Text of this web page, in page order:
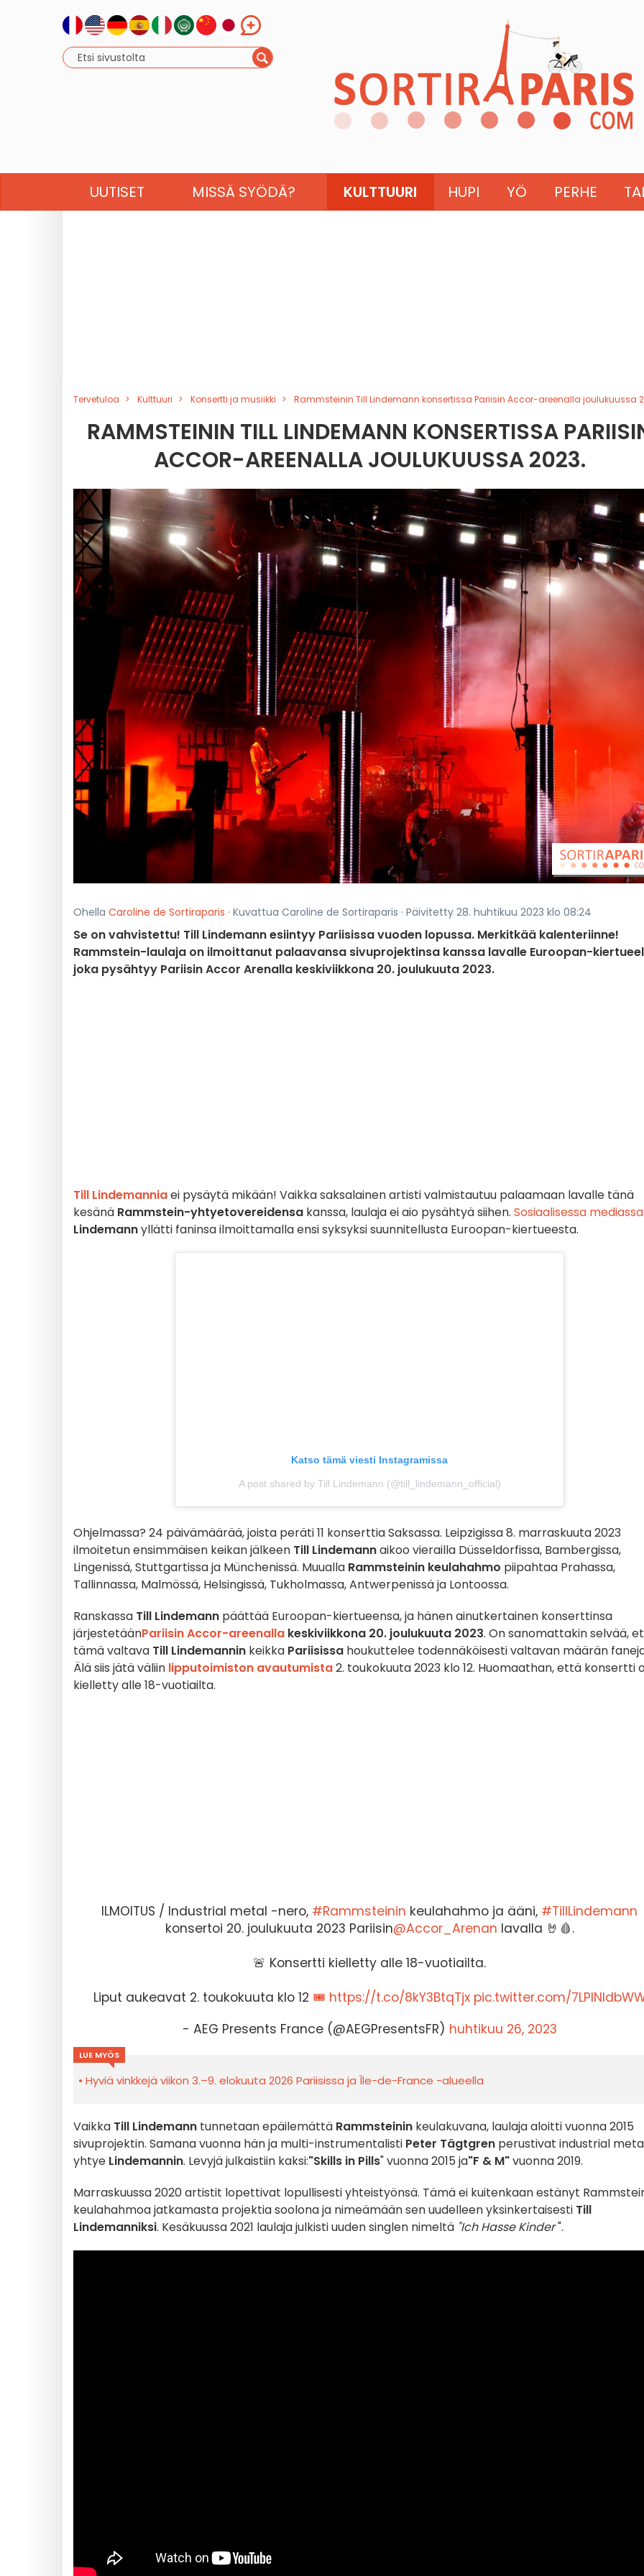
UUTISET MISSÄ SYÖDÄ? KULTTUURI HUPI YÖ PERHE
Tervetuloa Kulttuuri Konsertti ja musiikki Rammsteinin Till Lindemann konsertissa Pariisin Accor-areenalla joulukuussa
RAMMSTEININ TILL LINDEMANN KONSERTISSA
ACCOR-AREENALLA JOULUKUUSSA 2023.
Ohella Caroline de Sortiraparis · Kuvattua Caroline de Sortiraparis · Päivitetty 28. huhtikuu 2023 klo 08:24
Se on vahvistettu! Till Lindemann esiintyy Pariisissa vuoden lopussa. Merkitkää kalenteriinne!
Rammstein-laulaja on ilmoittanut palaavansa sivuprojektinsa kanssa lavalle Euroopan-
joka pysähtyy Pariisin Accor Arenalla keskiviikkona 20. joulukuuta 2023.
Till Lindemanniaei pysäytä mikään! Vaikka saksalainen artisti valmistautuu palaamaan lavalle tänä
kesänä Rammstein-yhtyetovereidensa kanssa, laulaja ei aio pysähtyä siihen. Sosiaalisessa mediassa
Lindemannyllätti faninsa ilmoittamalla ensi syksyksi suunnitellusta Euroopan-kiertueesta.
Katso tämä viesti Instagramissa
A post shared by Till Lindemann (@till_lindemann_official)
Ohjelmassa? 24 päivämäärää, joista peräti 11 konserttia Saksassa. Leipzigissa 8. marraskuuta 2023
ilmoitetun ensimmäisen keikan jälkeen Till Lindemannaikoo vierailla Düsseldorfissa, Bambergissa,
Lingenissä, Stuttgartissa ja Münchenissä. Muualla Rammsteinin keulahahmo piipahtaa Prahassa,
Tallinnassa, Malmössä, Helsingissä, Tukholmassa, Antwerpenissä ja Lontoossa.
Ranskassa Till Lindemann päättää Euroopan-kiertueensa, ja hänen ainutkertainen konserttinsa
järjestetäänPariisin Accor-areenalla keskiviikkona 20. joulukuuta 2023. On sanomattakin selvää,
tämä valtava Till Lindemannin keikka Pariisissa houkuttelee todennäköisesti valtavan määrän
Älä siis jätä väliin lipputoimiston avautumista2. toukokuuta 2023 klo 12. Huomaathan, että konsertti
kielletty alle 18-vuotiailta.
ILMOITUS / Industrial metal -nero, #Rammsteinin keulahahmo ja ääni, #TillLindemann
konsertoi 20. joulukuuta 2023 Pariisin@Accor_Arenan lavalla 🤘🩸.
🚨 Konsertti kielletty alle 18-vuotiailta.
Liput aukeavat 2. toukokuuta klo 12 🎟 https://t.co/8kY3BtqTjx pic.twitter.com/
- AEG Presents France (@AEGPresentsFR) huhtikuu 26, 2023
LUE MYÖS
Hyviä vinkkejä viikon 3.–9. elokuuta 2026 Pariisissa ja Île-de-France -alueella
Vaikka Till Lindemann tunnetaan epäilemättä Rammsteinin keulakuvana, laulaja aloitti vuonna 2015
sivuprojektin. Samana vuonna hän ja multi-instrumentalisti Peter Tägtgren perustivat industrial
yhtye Lindemannin. Levyjä julkaistiin kaksi:"Skills in Pills" vuonna 2015 ja"F & M"vuonna 2019.
Marraskuussa 2020 artistit lopettivat lopullisesti yhteistyönsä. Tämä ei kuitenkaan estänyt
keulahahmoa jatkamasta projektia soolona ja nimeämään sen uudelleen yksinkertaisesti Till
Lindemanniksi. Kesäkuussa 2021 laulaja julkisti uuden singlen nimeltä "Ich Hasse Kinder".